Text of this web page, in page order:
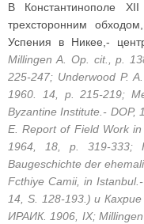
В Константинополе
трехсторонним
Успения в Никее,-
Millingen A. Op. cit., р.
225-247; Underwood P.
1960. 14, p. 215-219;
Byzantine Institute.- DOP,
E. Report of Field Work
1964, 18, p. 319-333;
Baugeschichte der
Fcthiye Camii, in
14, S. 128-193.) и
ИРАИК. 1906, IX;